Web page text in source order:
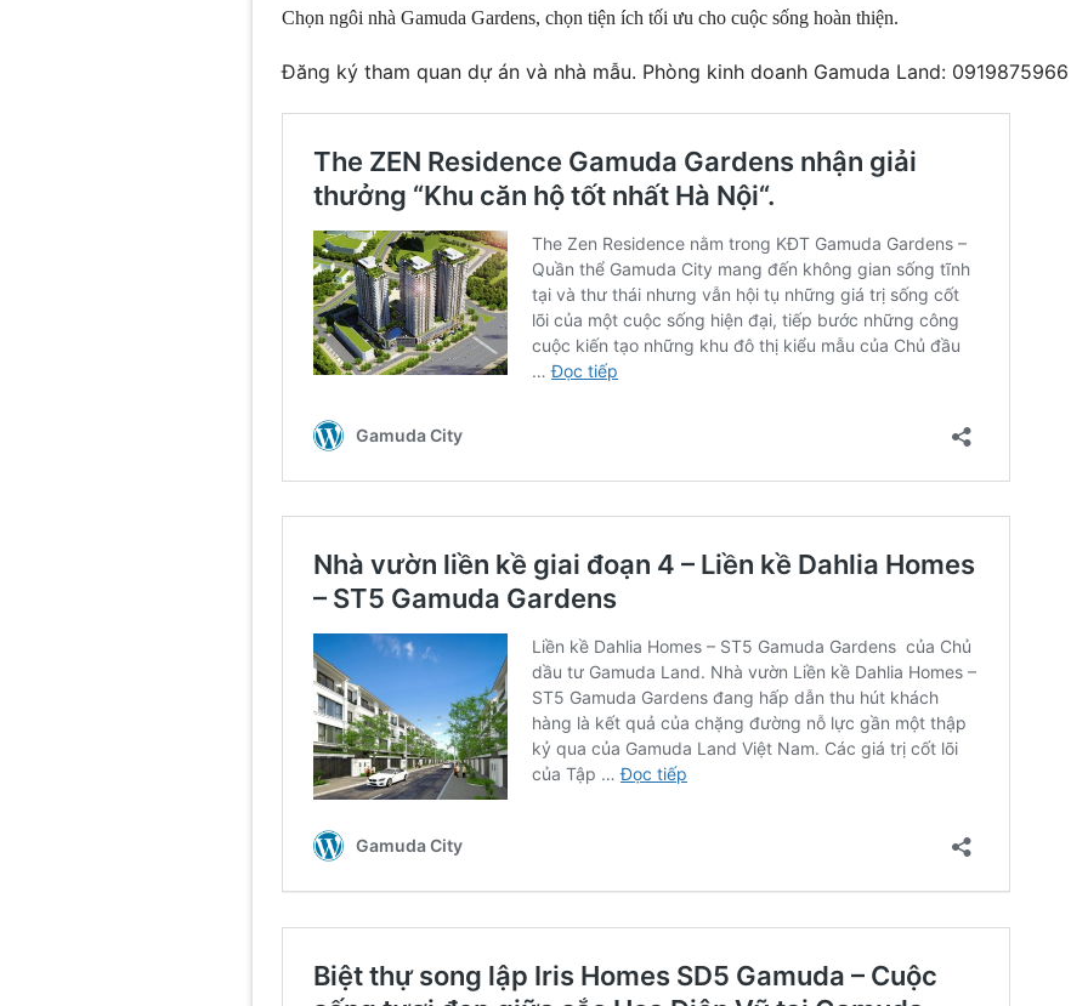
Chọn ngôi nhà Gamuda Gardens, chọn tiện ích tối ưu cho cuộc sống hoàn thiện.
Đăng ký tham quan dự án và nhà mẫu. Phòng kinh doanh Gamuda Land: 0919875966